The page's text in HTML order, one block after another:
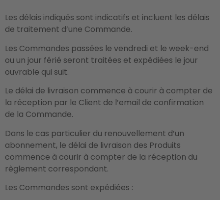
Les délais indiqués sont indicatifs et incluent les délais
de traitement d’une Commande.
Les Commandes passées le vendredi et le week-end
ou un jour férié seront traitées et expédiées le jour
ouvrable qui suit.
Le délai de livraison commence à courir à compter de
la réception par le Client de l’email de confirmation
de la Commande.
Dans le cas particulier du renouvellement d’un
abonnement, le délai de livraison des Produits
commence à courir à compter de la réception du
règlement correspondant.
Les Commandes sont expédiées :